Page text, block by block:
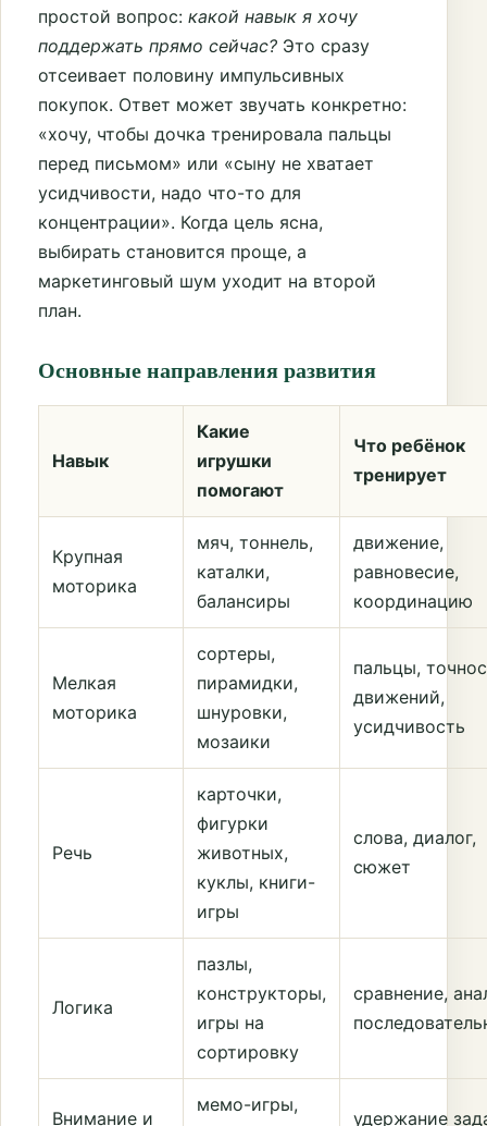
простой вопрос: какой навык я хочу
поддержать прямо сейчас? Это сразу
отсеивает половину импульсивных
покупок. Ответ может звучать конкретно:
«хочу, чтобы дочка тренировала пальцы
перед письмом» или «сыну не хватает
усидчивости, надо что-то для
концентрации». Когда цель ясна,
выбирать становится проще, а
маркетинговый шум уходит на второй
план.
Основные направления развития
Навык
Какие
игрушки
помогают
Что ребёнок
тренирует
Крупная
моторика
мяч, тоннель,
каталки,
балансиры
движение,
равновесие,
координацию
Мелкая
моторика
сортеры,
пирамидки,
шнуровки,
мозаики
пальцы,
движений,
усидчивость
Речь
карточки,
фигурки
животных,
куклы, книги-
игры
слова, диалог,
сюжет
Логика
пазлы,
конструкторы,
игры на
сортировку
сравнение,
Внимание и
мемо-игры,
удержание